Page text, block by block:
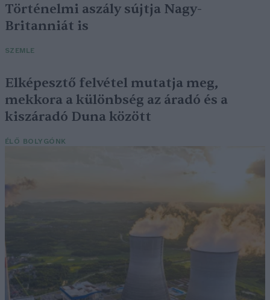
Történelmi aszály sújtja Nagy-
Britanniát is
SZEMLE
Elképesztő felvétel mutatja meg,
mekkora a különbség az áradó és a
kiszáradó Duna között
ÉLŐ BOLYGÓNK